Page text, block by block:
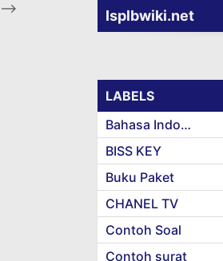
--> Isplbwiki.net
LABELS
Bahasa Indonesia
BISS KEY
Buku Paket
CHANEL TV
Contoh Soal
Contoh surat